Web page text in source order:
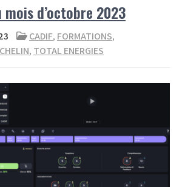
mois d’octobre 2023
CADIF, FORMATIONS,
, TOTAL ENERGIES